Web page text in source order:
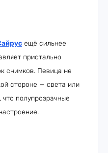
ещё сильнее
пристально
снимков. Певица не
стороне — света или
полупрозрачные